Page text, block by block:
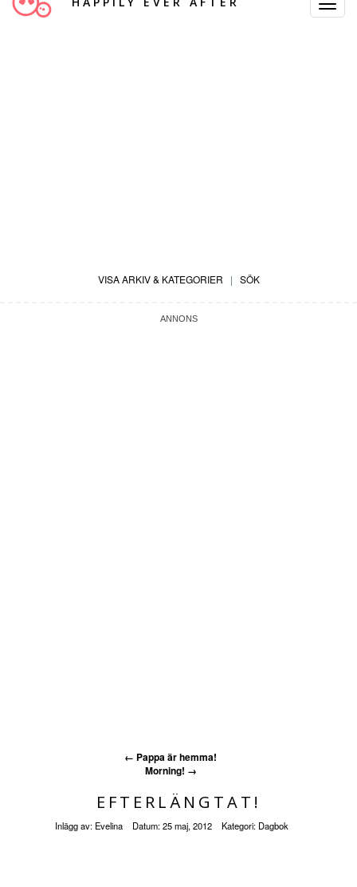
Toggle
VISA ARKIV & KATEGORIER | SÖK
← Pappa är hemma!
Morning! →
EFTERLÄNGTAT!
Inlägg av: Evelina Datum:25 maj, 2012 Kategori: Dagbok